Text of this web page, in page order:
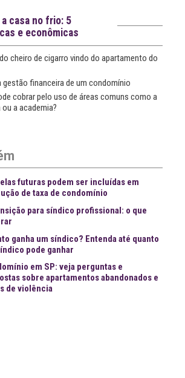
casa no frio: 5
e econômicas
cheiro de cigarro vindo do apartamento do
gestão financeira de um condomínio
cobrar pelo uso de áreas comuns como a
a academia?
futuras podem ser incluídas em
de taxa de condomínio
para síndico profissional: o que
ganha um síndico? Entenda até quanto
pode ganhar
em SP: veja perguntas e
sobre apartamentos abandonados e
de violência